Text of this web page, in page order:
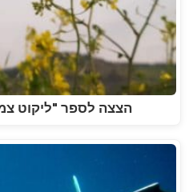
הצצה לספר "ליקוט